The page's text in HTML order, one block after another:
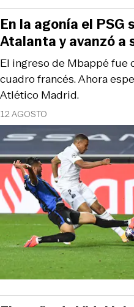
12 AGOSTO
El ingreso de Mbappé fue
cuadro francés. Ahora
Atlético Madrid.
En la agonía el PSG
Atalanta y avanzó a